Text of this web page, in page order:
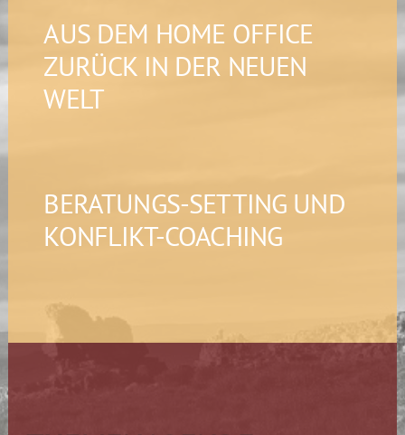
AUS DEM HOME OFFICE
ZURÜCK IN DER NEUEN
WELT
BERATUNGS-SETTING UND
KONFLIKT-COACHING